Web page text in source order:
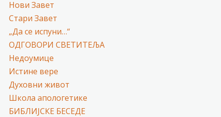
Нови Завет
Стари Завет
„Да се испуни…“
ОДГОВОРИ СВЕТИТЕЉА
Недоумице
Истине вере
Духовни живот
Школа апологетике
БИБЛИЈСКЕ БЕСЕДЕ